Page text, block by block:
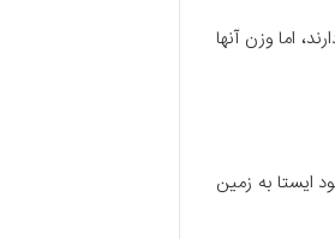
اما وزن آنها
ایستا به زمین